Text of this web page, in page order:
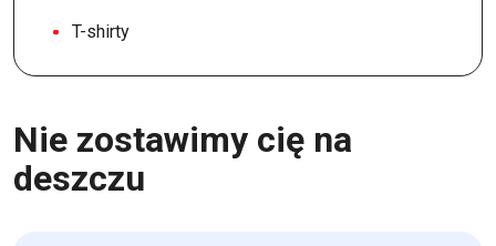
T-shirty
Nie zostawimy cię na
deszczu